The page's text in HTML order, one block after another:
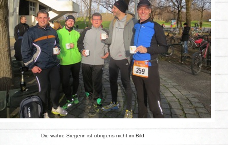
Die wahre Siegerin ist übrigens nicht im Bild